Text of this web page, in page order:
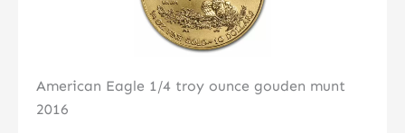
American Eagle 1/4 troy ounce gouden munt
2016